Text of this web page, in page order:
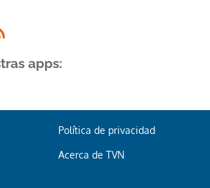
apps:
Política de privacidad
Acerca de TVN